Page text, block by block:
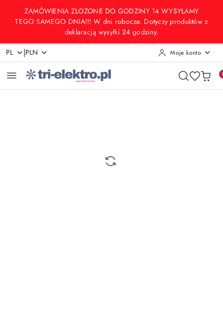
Przejdź do treści głównej
Przejdź do wyszukiwarki
Przejdź do moje konto
Przejdź do menu głównego
Przejdź do opisu produktu
Przejdź do stopki
ZAMÓWIENIA ZŁOZONE DO GODZINY 14 WYSYŁAMY
TEGO SAMEGO DNIA!!! W dni robocze. Dotyczy produktów z
deklaracją wysyłki 24 godziny.
PL |PLN Moje konto